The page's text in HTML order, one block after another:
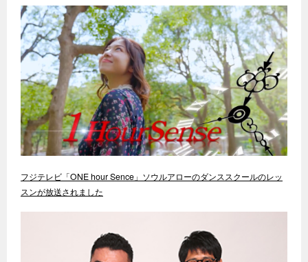
フジテレビ「ONE hour Sence」ソウルアローのダンススクールのレッ
スンが放送されました